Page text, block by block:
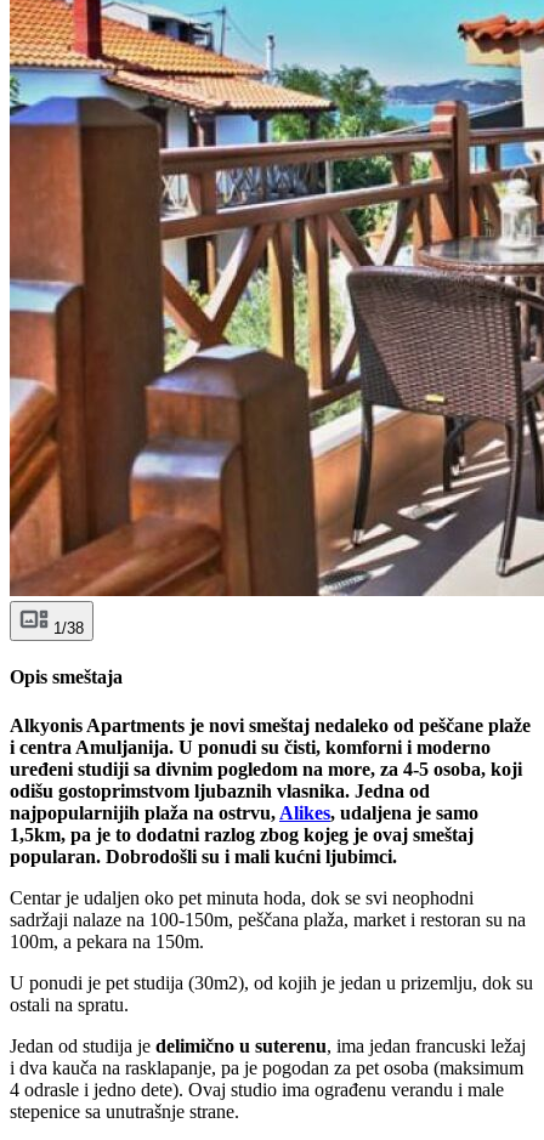
1/38
Opis smeštaja
Alkyonis Apartments je novi smeštaj nedaleko od peščane plaže
i centra Amuljanija. U ponudi su čisti, komforni i moderno
uređeni studiji sa divnim pogledom na more, za 4-5 osoba, koji
odišu gostoprimstvom ljubaznih vlasnika. Jedna od
najpopularnijih plaža na ostrvu, Alikes, udaljena je samo
1,5km, pa je to dodatni razlog zbog kojeg je ovaj smeštaj
popularan. Dobrodošli su i mali kućni ljubimci.
Centar je udaljen oko pet minuta hoda, dok se svi neophodni
sadržaji nalaze na 100-150m, peščana plaža, market i restoran su na
100m, a pekara na 150m.
U ponudi je pet studija (30m2), od kojih je jedan u prizemlju, dok su
ostali na spratu.
Jedan od studija je delimično u suterenu, ima jedan francuski ležaj
i dva kauča na rasklapanje, pa je pogodan za pet osoba (maksimum
4 odrasle i jedno dete). Ovaj studio ima ograđenu verandu i male
stepenice sa unutrašnje strane.